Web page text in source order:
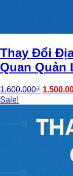
Thay Đổi
Quan Quản
1.600.000₫
Sale!